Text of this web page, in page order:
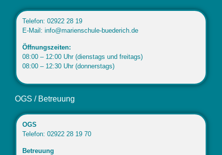
Telefon: 02922 28 19
E-Mail: info@marienschule-buederich.de
Öffnungszeiten:
08:00 – 12:00 Uhr (dienstags und freitags)
08:00 – 12:30 Uhr (donnerstags)
OGS / Betreuung
OGS
Telefon: 02922 28 19 70
Betreuung